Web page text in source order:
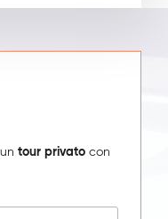
tour privato con